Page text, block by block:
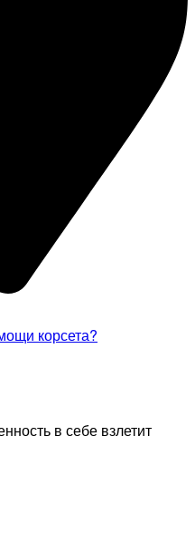
корсета?
в себе взлетит